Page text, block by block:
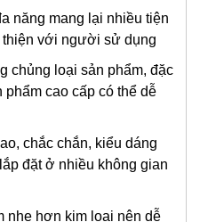
năng mang lại nhiều tiện
với người sử dụng
chủng loại sản phẩm, đặc
cao cấp có thể dễ
chắc chắn, kiểu dáng
đặt ở nhiều không gian
nhẹ hơn kim loại nên dễ